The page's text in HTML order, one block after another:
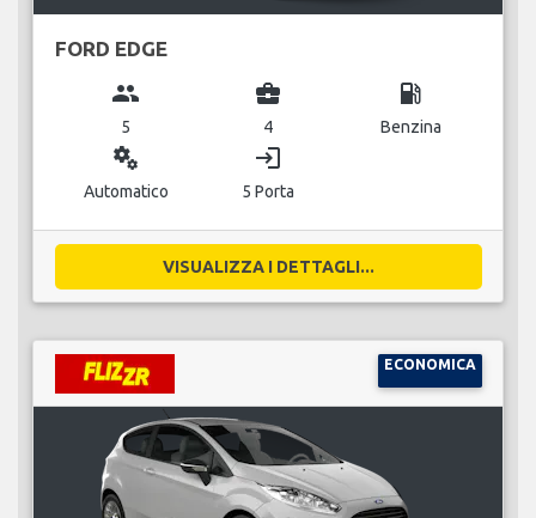
FORD EDGE
group
5
business_center
4
local_gas_station
Benzina
miscellaneous_services
Automatico
login
5 Porta
VISUALIZZA I DETTAGLI...
ECONOMICA